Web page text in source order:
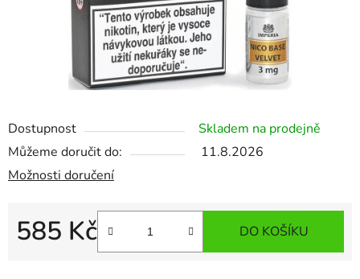
Dostupnost
Skladem na prodejně
Můžeme doručit do:
11.8.2026
Možnosti doručení
585 Kč DO KOŠÍKU